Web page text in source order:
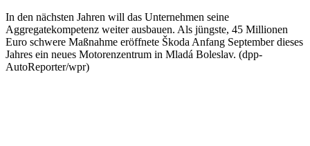
In den nächsten Jahren will das Unternehmen seine
Aggregatekompetenz weiter ausbauen. Als jüngste, 45 Millionen
Euro schwere Maßnahme eröffnete Škoda Anfang September dieses
Jahres ein neues Motorenzentrum in Mladá Boleslav. (dpp-
AutoReporter/wpr)